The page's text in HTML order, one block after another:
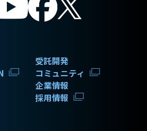
受託開発
コミュニティ
企業情報
採用情報